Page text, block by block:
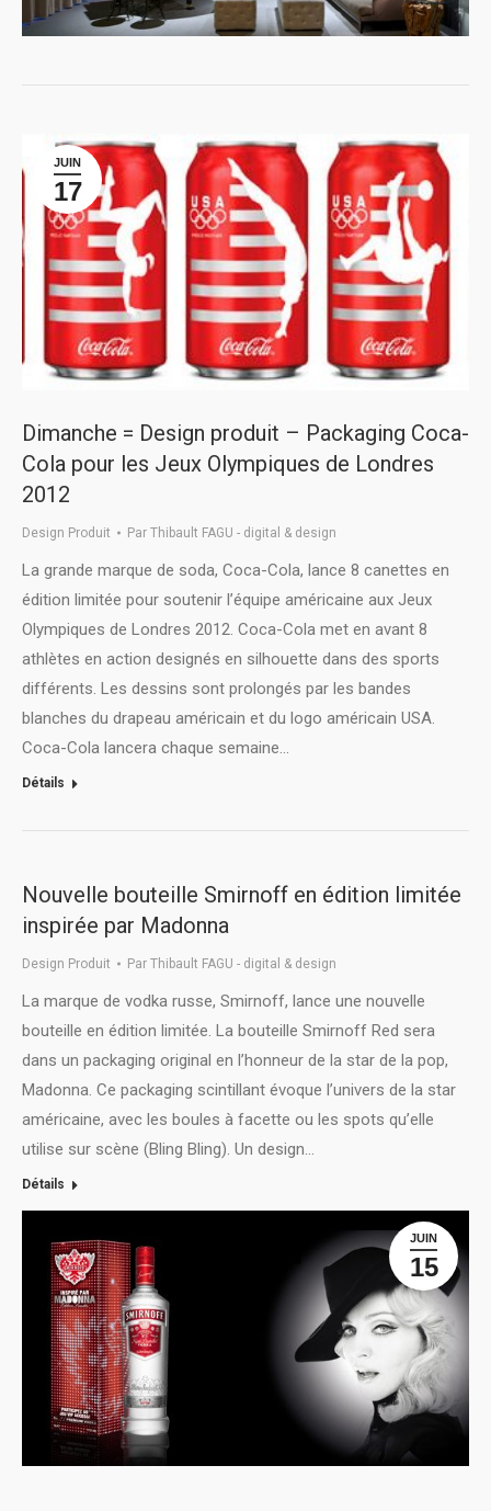
JUIN
17
Dimanche = Design produit – Packaging Coca-
Cola pour les Jeux Olympiques de Londres
2012
Design Produit Par Thibault FAGU - digital & design
La grande marque de soda, Coca-Cola, lance 8 canettes en
édition limitée pour soutenir l’équipe américaine aux Jeux
Olympiques de Londres 2012. Coca-Cola met en avant 8
athlètes en action designés en silhouette dans des sports
différents. Les dessins sont prolongés par les bandes
blanches du drapeau américain et du logo américain USA.
Coca-Cola lancera chaque semaine…
Détails
Nouvelle bouteille Smirnoff en édition limitée
inspirée par Madonna
Design Produit Par Thibault FAGU - digital & design
La marque de vodka russe, Smirnoff, lance une nouvelle
bouteille en édition limitée. La bouteille Smirnoff Red sera
dans un packaging original en l’honneur de la star de la pop,
Madonna. Ce packaging scintillant évoque l’univers de la star
américaine, avec les boules à facette ou les spots qu’elle
utilise sur scène (Bling Bling). Un design…
Détails
JUIN
15